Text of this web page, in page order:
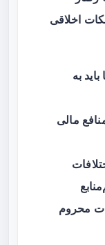
اخلاقی
باید به
مالی
محروم